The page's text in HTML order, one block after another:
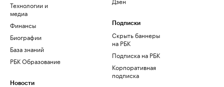
Технологии и
медиа
Финансы
Биографии
База знаний
РБК Образование
Новости
Подписки
Скрыть баннеры
на РБК
Подписка на РБК
Корпоративная
подписка